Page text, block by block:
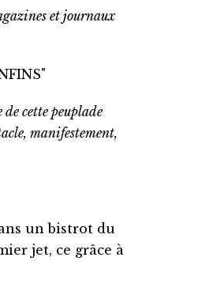
et journaux
de cette peuplade
manifestement,
un bistrot du
jet, ce grâce à